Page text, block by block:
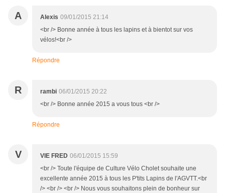
A Alexis 09/01/2015 21:14
<br /> Bonne année à tous les lapins et à bientot sur vos
vélos!<br />
Répondre
R rambi 06/01/2015 20:22
<br /> Bonne année 2015 a vous tous <br />
Répondre
V VIE FRED 06/01/2015 15:59
<br /> Toute l'équipe de Culture Vélo Cholet souhaite une
excellente année 2015 à tous les P'tits Lapins de l'AGVTT.<br
/> <br /> <br /> Nous vous souhaitons plein de bonheur sur